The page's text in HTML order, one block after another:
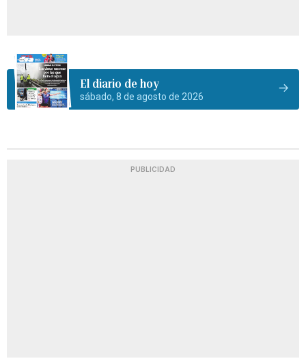
El diario de hoy
sábado, 8 de agosto de 2026
PUBLICIDAD